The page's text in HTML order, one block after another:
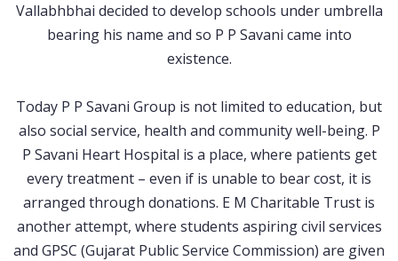
Vallabhbhai decided to develop schools under umbrella
bearing his name and so P P Savani came into
existence.
Today P P Savani Group is not limited to education, but
also social service, health and community well-being. P
P Savani Heart Hospital is a place, where patients get
every treatment – even if is unable to bear cost, it is
arranged through donations. E M Charitable Trust is
another attempt, where students aspiring civil services
and GPSC (Gujarat Public Service Commission) are given